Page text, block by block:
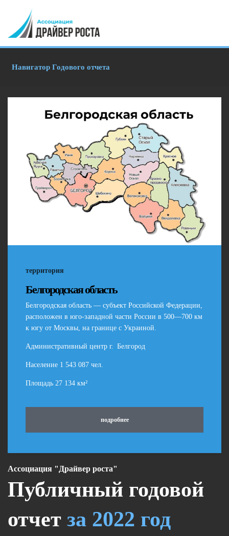
Навигатор Годового отчета
территория
Белгородская область
Белгородская область — субъект Российской Федерации,
расположен в юго-западной части России в 500—700 км
к югу от Москвы, на границе с Украиной.
Административный центр г. Белгород
Население 1 543 087 чел.
Площадь 27 134 км²
подробнее
Ассоциация "Драйвер роста"
Публичный годовой
отчет за 2022 год